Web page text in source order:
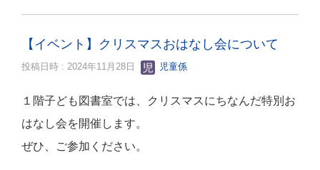
【イベント】クリスマスおはなし会について
投稿日時 : 2024年11月28日 児童係
１階子ども図書室では、クリスマスにちなんだ特別お
はなし会を開催します。
ぜひ、ご参加ください。